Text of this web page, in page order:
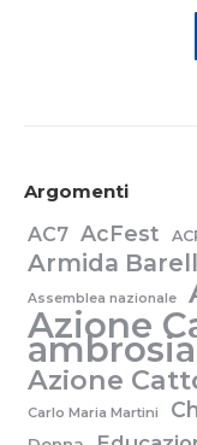
Argomenti
AC7 AcFest
Armida
Assemblea nazionale
Azione
Azione
Carlo Maria Martini